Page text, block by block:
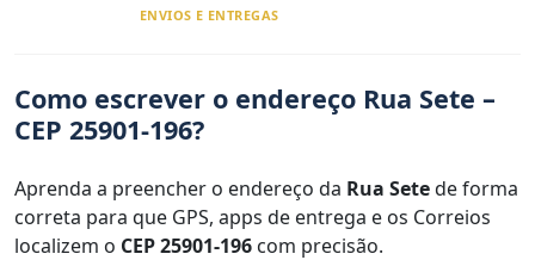
ENVIOS E ENTREGAS
Como escrever o endereço Rua Sete –
CEP 25901-196?
Aprenda a preencher o endereço da Rua Setede forma
correta para que GPS, apps de entrega e os Correios
localizem o CEP 25901-196 com precisão.